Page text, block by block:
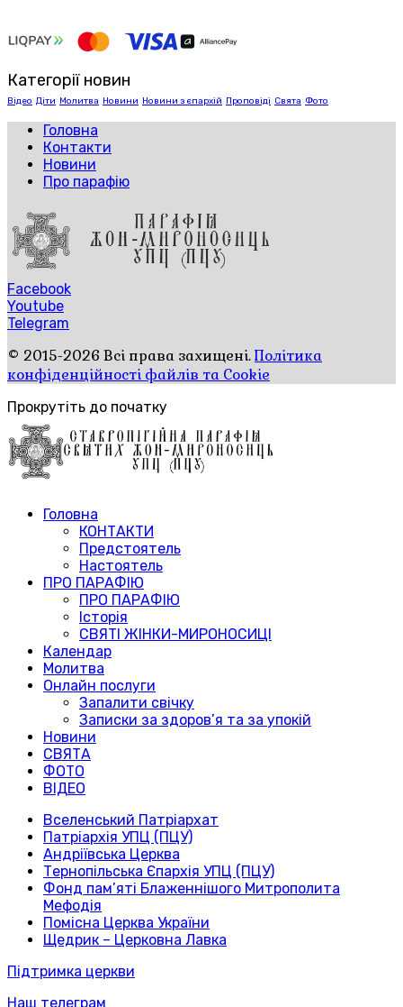
Категорії новин
Відео Діти Молитва Новини Новини з єпархій Проповіді Свята Фото
Головна
Контакти
Новини
Про парафію
Facebook
Youtube
Telegram
© 2015-2026 Всі права захищені.Політика
конфіденційності файлів та Cookie
Прокрутіть до початку
Головна
КОНТАКТИ
Предстоятель
Настоятель
ПРО ПАРАФІЮ
ПРО ПАРАФІЮ
Історія
СВЯТІ ЖІНКИ-МИРОНОСИЦІ
Календар
Молитва
Онлайн послуги
Запалити свічку
Записки за здоров’я та за упокій
Новини
СВЯТА
ФОТО
ВІДЕО
Вселенський Патріархат
Патріархія УПЦ (ПЦУ)
Андріївська Церква
Тернопільська Єпархія УПЦ (ПЦУ)
Фонд пам’яті Блаженнішого Митрополита
Мефодія
Помісна Церква України
Щедрик – Церковна Лавка
Підтримка церкви
Наш телеграм